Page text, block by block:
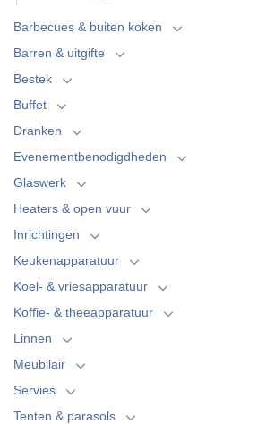
Barbecues & buiten koken
Barren & uitgifte
Bestek
Buffet
Dranken
Evenementbenodigdheden
Glaswerk
Heaters & open vuur
Inrichtingen
Keukenapparatuur
Koel- & vriesapparatuur
Koffie- & theeapparatuur
Linnen
Meubilair
Servies
Tenten & parasols